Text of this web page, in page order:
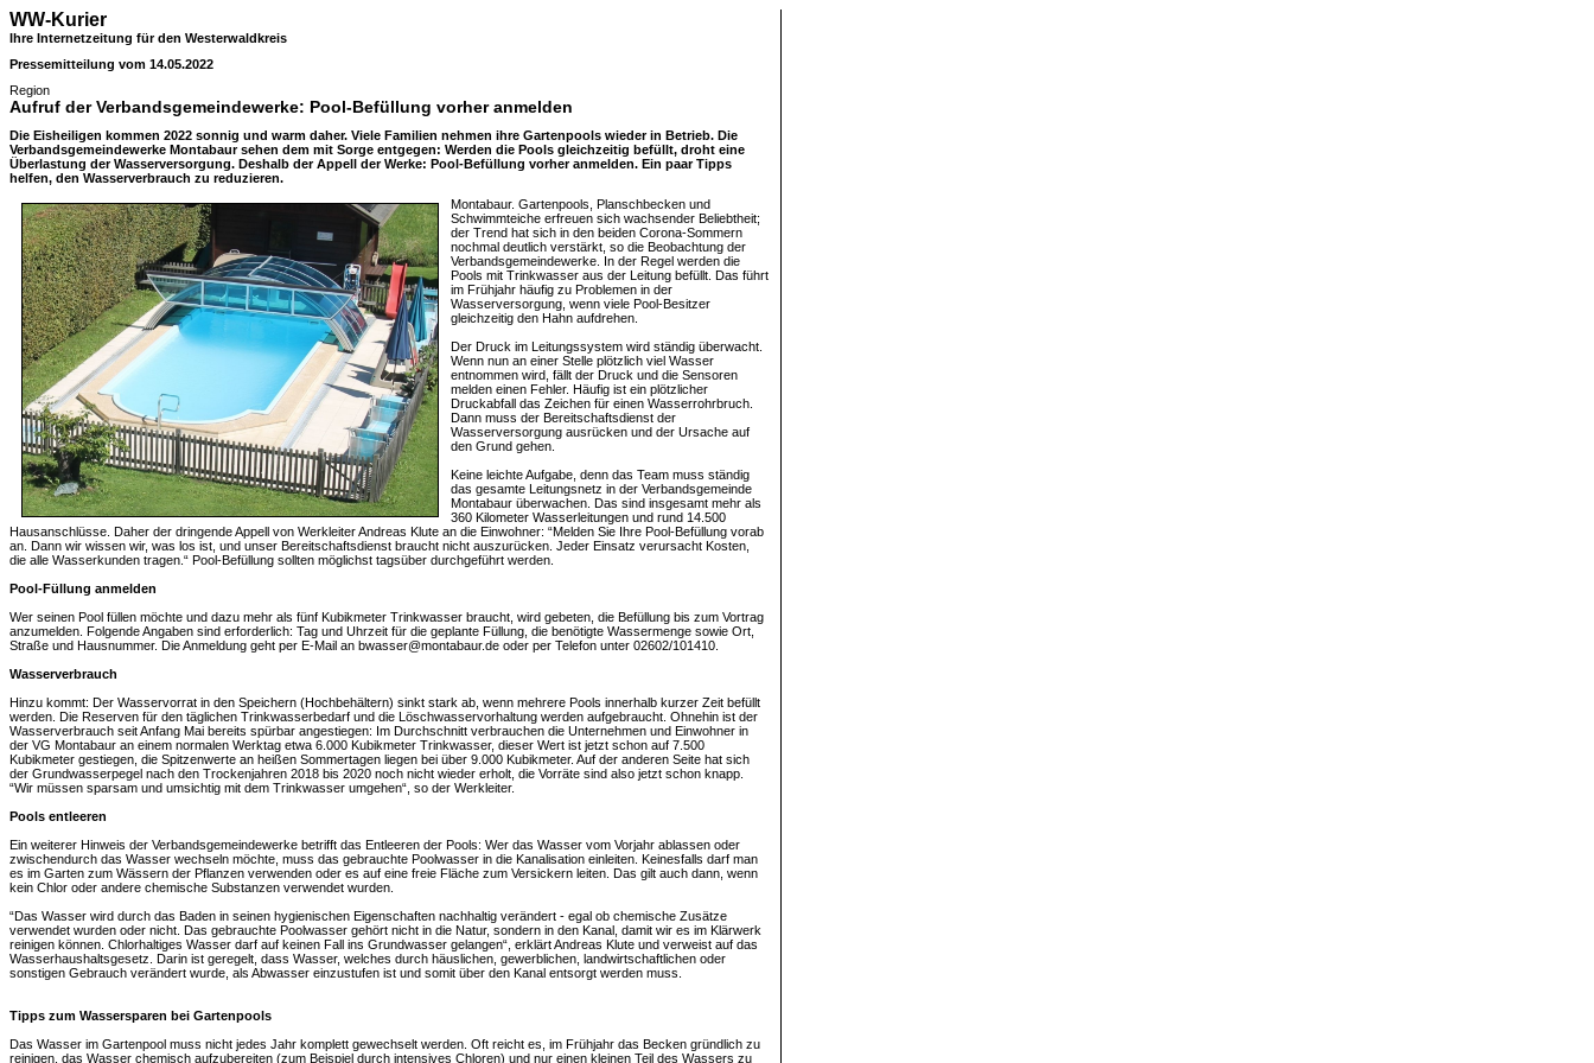
WW-Kurier
Ihre Internetzeitung für den Westerwaldkreis
Pressemitteilung vom 14.05.2022
Region
Aufruf der Verbandsgemeindewerke: Pool-Befüllung vorher anmelden
Die Eisheiligen kommen 2022 sonnig und warm daher. Viele Familien nehmen ihre Gartenpools wieder in Betrieb. Die
Verbandsgemeindewerke Montabaur sehen dem mit Sorge entgegen: Werden die Pools gleichzeitig befüllt, droht eine
Überlastung der Wasserversorgung. Deshalb der Appell der Werke: Pool-Befüllung vorher anmelden. Ein paar Tipps
helfen, den Wasserverbrauch zu reduzieren.
Montabaur. Gartenpools, Planschbecken und
Schwimmteiche erfreuen sich wachsender Beliebtheit;
der Trend hat sich in den beiden Corona-Sommern
nochmal deutlich verstärkt, so die Beobachtung der
Verbandsgemeindewerke. In der Regel werden die
Pools mit Trinkwasser aus der Leitung befüllt. Das führt
im Frühjahr häufig zu Problemen in der
Wasserversorgung, wenn viele Pool-Besitzer
gleichzeitig den Hahn aufdrehen.
Der Druck im Leitungssystem wird ständig überwacht.
Wenn nun an einer Stelle plötzlich viel Wasser
entnommen wird, fällt der Druck und die Sensoren
melden einen Fehler. Häufig ist ein plötzlicher
Druckabfall das Zeichen für einen Wasserrohrbruch.
Dann muss der Bereitschaftsdienst der
Wasserversorgung ausrücken und der Ursache auf
den Grund gehen.
Keine leichte Aufgabe, denn das Team muss ständig
das gesamte Leitungsnetz in der Verbandsgemeinde
Montabaur überwachen. Das sind insgesamt mehr als
360 Kilometer Wasserleitungen und rund 14.500
Hausanschlüsse. Daher der dringende Appell von Werkleiter Andreas Klute an die Einwohner: “Melden Sie Ihre Pool-Befüllung vorab
an. Dann wir wissen wir, was los ist, und unser Bereitschaftsdienst braucht nicht auszurücken. Jeder Einsatz verursacht Kosten,
die alle Wasserkunden tragen.“ Pool-Befüllung sollten möglichst tagsüber durchgeführt werden.
Pool-Füllung anmelden
Wer seinen Pool füllen möchte und dazu mehr als fünf Kubikmeter Trinkwasser braucht, wird gebeten, die Befüllung bis zum Vortrag
anzumelden. Folgende Angaben sind erforderlich: Tag und Uhrzeit für die geplante Füllung, die benötigte Wassermenge sowie Ort,
Straße und Hausnummer. Die Anmeldung geht per E-Mail an bwasser@montabaur.de oder per Telefon unter 02602/101410.
Wasserverbrauch
Hinzu kommt: Der Wasservorrat in den Speichern (Hochbehältern) sinkt stark ab, wenn mehrere Pools innerhalb kurzer Zeit befüllt
werden. Die Reserven für den täglichen Trinkwasserbedarf und die Löschwasservorhaltung werden aufgebraucht. Ohnehin ist der
Wasserverbrauch seit Anfang Mai bereits spürbar angestiegen: Im Durchschnitt verbrauchen die Unternehmen und Einwohner in
der VG Montabaur an einem normalen Werktag etwa 6.000 Kubikmeter Trinkwasser, dieser Wert ist jetzt schon auf 7.500
Kubikmeter gestiegen, die Spitzenwerte an heißen Sommertagen liegen bei über 9.000 Kubikmeter. Auf der anderen Seite hat sich
der Grundwasserpegel nach den Trockenjahren 2018 bis 2020 noch nicht wieder erholt, die Vorräte sind also jetzt schon knapp.
“Wir müssen sparsam und umsichtig mit dem Trinkwasser umgehen“, so der Werkleiter.
Pools entleeren
Ein weiterer Hinweis der Verbandsgemeindewerke betrifft das Entleeren der Pools: Wer das Wasser vom Vorjahr ablassen oder
zwischendurch das Wasser wechseln möchte, muss das gebrauchte Poolwasser in die Kanalisation einleiten. Keinesfalls darf man
es im Garten zum Wässern der Pflanzen verwenden oder es auf eine freie Fläche zum Versickern leiten. Das gilt auch dann, wenn
kein Chlor oder andere chemische Substanzen verwendet wurden.
“Das Wasser wird durch das Baden in seinen hygienischen Eigenschaften nachhaltig verändert - egal ob chemische Zusätze
verwendet wurden oder nicht. Das gebrauchte Poolwasser gehört nicht in die Natur, sondern in den Kanal, damit wir es im Klärwerk
reinigen können. Chlorhaltiges Wasser darf auf keinen Fall ins Grundwasser gelangen“, erklärt Andreas Klute und verweist auf das
Wasserhaushaltsgesetz. Darin ist geregelt, dass Wasser, welches durch häuslichen, gewerblichen, landwirtschaftlichen oder
sonstigen Gebrauch verändert wurde, als Abwasser einzustufen ist und somit über den Kanal entsorgt werden muss.
Tipps zum Wassersparen bei Gartenpools
Das Wasser im Gartenpool muss nicht jedes Jahr komplett gewechselt werden. Oft reicht es, im Frühjahr das Becken gründlich zu
reinigen, das Wasser chemisch aufzubereiten (zum Beispiel durch intensives Chloren) und nur einen kleinen Teil des Wassers zu